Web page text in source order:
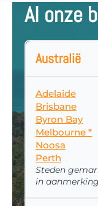
Al onze
Australië
Adelaide
Brisbane
Byron Bay
Melbourne *
Noosa
Perth
Steden
in